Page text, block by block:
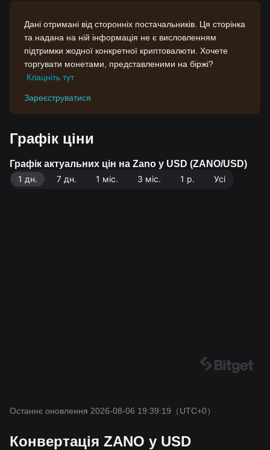
Дані отримані від сторонніх постачальників. Ця сторінка
та надана на ній інформація не є висловленням
підтримки жодної конкретної криптовалюти. Хочете
торгувати монетами, представленими на біржі?
Клацніть тут
Зареєструватися
Графік ціни
Графік актуальних цін на Zano у USD (ZANO/USD)
1 дн.
7 дн. 1 міс. 3 міс. 1 р. Усі
Останнє оновлення 2026-08-06 19:39:19 （UTC+0）
Конвертація ZANO у USD